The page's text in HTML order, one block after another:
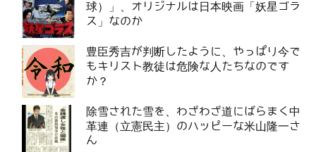
球）」、オリジナルは日本映画「妖星ゴラ
ス」なのか
豊臣秀吉が判断したように、やっぱり今で
もキリスト教徒は危険な人たちなのです
か？
除雪された雪を、わざわざ道にばらまく中
革連（立憲民主）のハッピーな米山隆一さ
ん